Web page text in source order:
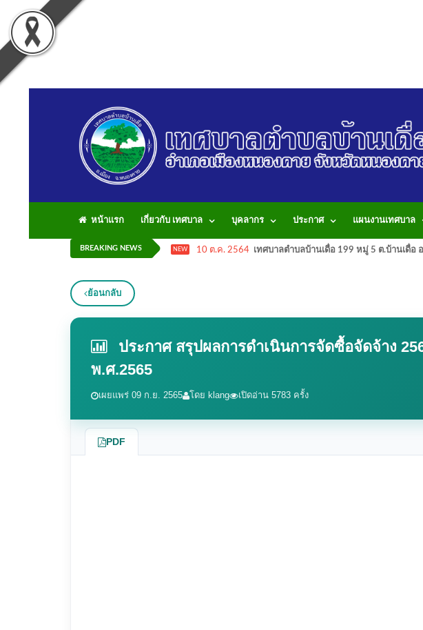
หน้าแรก เกี่ยวกับ เทศบาล บุคลากร ประกาศ แผนงานเทศบาล
BREAKING NEWS NEW 10 ต.ค. 2564 เทศบาลตำบลบ้านเดื่อ 199 หมู่ 5 ต.บ้านเดื่อ
ย้อนกลับ
ประกาศ สรุปผลการดำเนินการจัดซื้อจัดจ้าง
พ.ศ.2565
เผยแพร่ 09 ก.ย. 2565 โดย klang เปิดอ่าน 5783 ครั้ง
PDF